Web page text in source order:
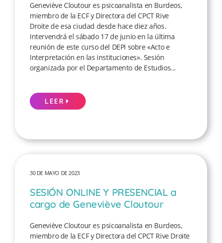
Geneviève Cloutour es psicoanalista en Burdeos,
miembro de la ECF y Directora del CPCT Rive
Droite de esa ciudad desde hace diez años.
Intervendrá el sábado 17 de junio en la última
reunión de este curso del DEPI sobre «Acto e
Interpretación en las instituciones». Sesión
organizada por el Departamento de Estudios...
LEER
30 DE MAYO DE 2023
SESIÓN ONLINE Y PRESENCIAL a
cargo de Geneviève Cloutour
Geneviève Cloutour es psicoanalista en Burdeos,
miembro de la ECF y Directora del CPCT Rive Droite